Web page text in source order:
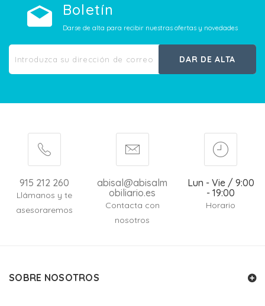
Boletín
Darse de alta para recibir nuestras ofertas y novedades
DAR DE ALTA
915 212 260
Llámanos y te
asesoraremos
abisal@abisalm
obiliario.es
Contacta con
nosotros
Lun - Vie / 9:00
- 19:00
Horario
SOBRE NOSOTROS